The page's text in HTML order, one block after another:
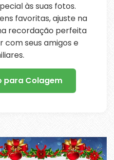
às suas fotos.
favoritas, ajuste na
recordação perfeita
seus amigos e
para Colagem